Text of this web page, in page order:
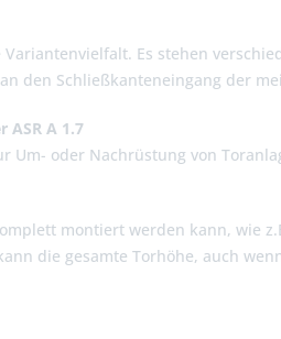
Es stehen
den Schließkanteneingang der
ASR A 1.7
Um- oder Nachrüstung von
montiert werden kann, wie
die gesamte Torhöhe, auch